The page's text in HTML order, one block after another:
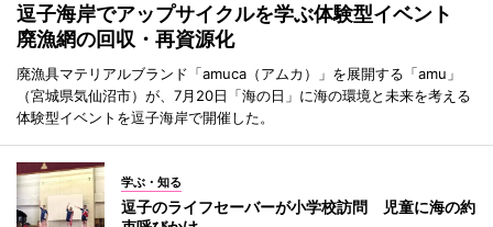
逗子海岸でアップサイクルを学ぶ体験型イベント
廃漁網の回収・再資源化
廃漁具マテリアルブランド「amuca（アムカ）」を展開する「amu」
（宮城県気仙沼市）が、7月20日「海の日」に海の環境と未来を考える
体験型イベントを逗子海岸で開催した。
学ぶ・知る
逗子のライフセーバーが小学校訪問 児童に海の約